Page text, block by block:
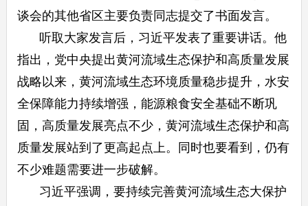
谈会的其他省区主要负责同志提交了书面发言。
听取大家发言后，习近平发表了重要讲话。他
指出，党中央提出黄河流域生态保护和高质量发展
战略以来，黄河流域生态环境质量稳步提升，水安
全保障能力持续增强，能源粮食安全基础不断巩
固，高质量发展亮点不少，黄河流域生态保护和高
质量发展站到了更高起点上。同时也要看到，仍有
不少难题需要进一步破解。
习近平强调，要持续完善黄河流域生态大保护